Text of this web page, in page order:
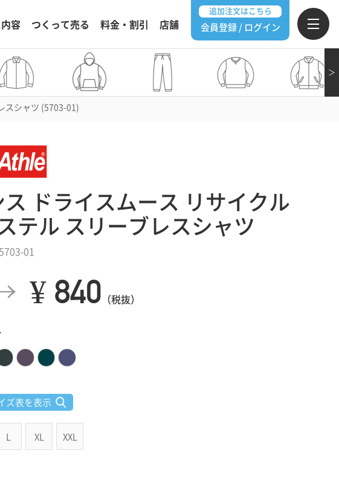
容 つくって売る 料金・割引 店舗
追加注文はこちら
会員登録 / ログイン
＞
スシャツ (5703-01)
ドライスムース リサイクル
テル スリーブレスシャツ
01
¥ 840 （税抜）
ズ表を表示
L XL XXL